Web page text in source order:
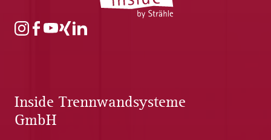
Inside Trennwandsysteme
GmbH